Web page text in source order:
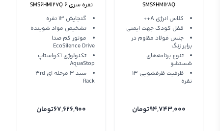
SMS6HMI28Q
کلاس انرژی A++
قفل کودک جهت ایمنی
جنس فولاد مقاوم در
برابر زنگ
تنوع برنامه‌های
شستشو
ظرفیت ظرفشویی 13
نفره
94,743,000تومان
نفره سری 6 SMS6HMI27Q
استیلگنجایش 13 نفره
تشخیص مواد شوینده
موتور کم صدا
EcoSilence Drive
تکنولوژی آکواستاپ
AquaStop
سبد 3 مرحله ای 3rd
Rack
67,626,900تومان